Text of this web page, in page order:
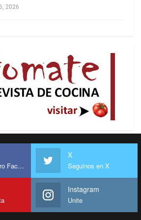
de Podemos
de conservadores, con más
política rejuvenece y la nueva no
una pregunta sobre el futuro
se pide responsabilidades por
reaccionario? A los votantes
ahora, ¿quién dimite?
2026
Unite a nuestro Facebook
X
Seguinos en X
Instagram
Unite